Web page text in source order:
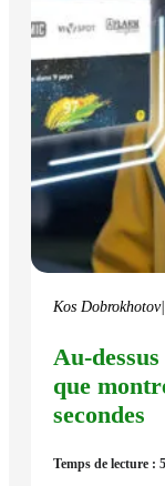
Kos Dobrokhotov|
Au-
que
secondes
Temps de lecture :